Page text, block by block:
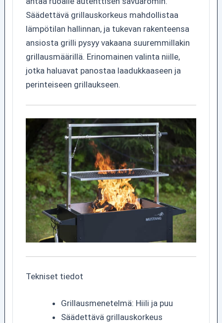
Säädettävä grillauskorkeus mahdollistaa
lämpötilan hallinnan, ja tukevan rakenteensa
ansiosta grilli pysyy vakaana suuremmillakin
grillausmäärillä. Erinomainen valinta niille,
jotka haluavat panostaa laadukkaaseen ja
perinteiseen grillaukseen.
Tekniset tiedot
Grillausmenetelmä: Hiili ja puu
Säädettävä grillauskorkeus